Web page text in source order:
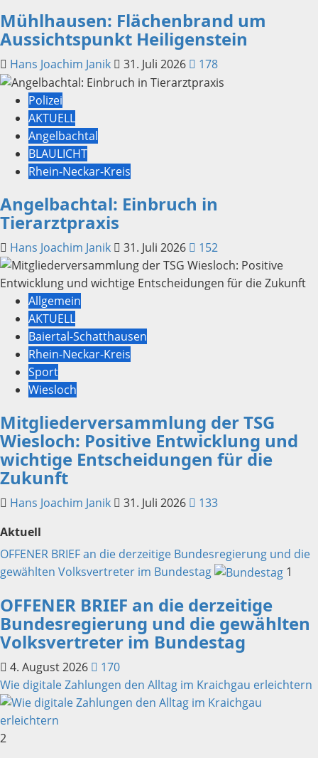
Mühlhausen: Flächenbrand um
Aussichtspunkt Heiligenstein
Hans Joachim Janik 31. Juli 2026 178
Polizei
AKTUELL
Angelbachtal
BLAULICHT
Rhein-Neckar-Kreis
Angelbachtal: Einbruch in
Tierarztpraxis
Hans Joachim Janik 31. Juli 2026 152
Allgemein
AKTUELL
Baiertal-Schatthausen
Rhein-Neckar-Kreis
Sport
Wiesloch
Mitgliederversammlung der TSG
Wiesloch: Positive Entwicklung und
wichtige Entscheidungen für die
Zukunft
Hans Joachim Janik 31. Juli 2026
133
Aktuell
OFFENER BRIEF an die derzeitige Bundesregierung und die
gewählten Volksvertreter im Bundestag
1
OFFENER BRIEF an die derzeitige
Bundesregierung und die gewählten
Volksvertreter im Bundestag
4. August 2026
170
Wie digitale Zahlungen den Alltag im Kraichgau erleichtern
2